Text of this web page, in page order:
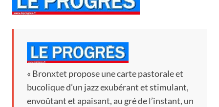
« Bronxtet propose une carte pastorale et
bucolique d’un jazz exubérant et stimulant,
envoûtant et apaisant, au gré de l’instant, un